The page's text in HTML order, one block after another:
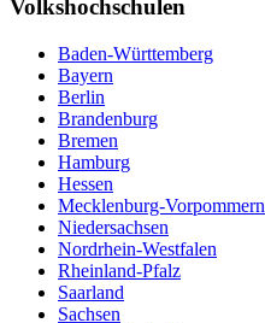
Volkshochschulen
Baden-Württemberg
Bayern
Berlin
Brandenburg
Bremen
Hamburg
Hessen
Mecklenburg-Vorpommern
Niedersachsen
Nordrhein-Westfalen
Rheinland-Pfalz
Saarland
Sachsen